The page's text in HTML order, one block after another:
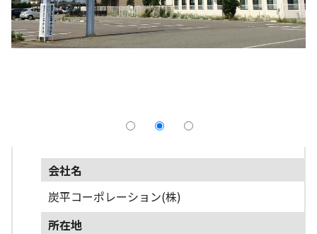
よくあるご質問
English
会社名
炭平コーポレーション(株)
所在地